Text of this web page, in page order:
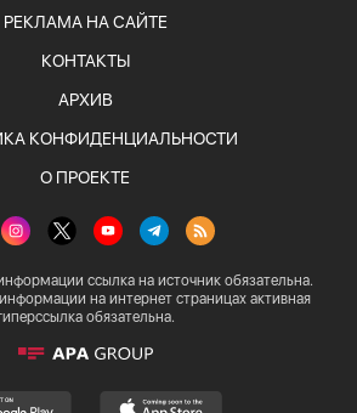
РЕКЛАМА НА САЙТЕ
КОНТАКТЫ
АРХИВ
КОНФИДЕНЦИАЛЬНОСТИ
О ПРОЕКТЕ
ссылка на источник обязательна.
на интернет страницах активная
обязательна.